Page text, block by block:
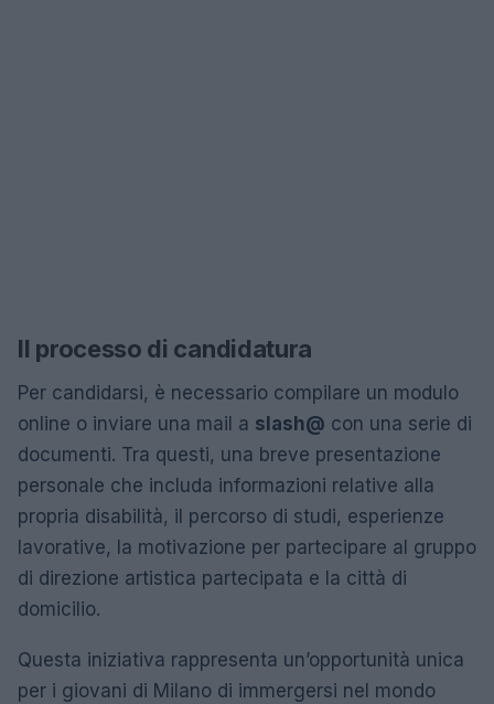
Il processo di candidatura
Per candidarsi, è necessario compilare un modulo
online o inviare una mail a slash@ con una serie di
documenti. Tra questi, una breve presentazione
personale che includa informazioni relative alla
propria disabilità, il percorso di studi, esperienze
lavorative, la motivazione per partecipare al gruppo
di direzione artistica partecipata e la città di
domicilio.
Questa iniziativa rappresenta un’opportunità unica
per i giovani di Milano di immergersi nel mondo